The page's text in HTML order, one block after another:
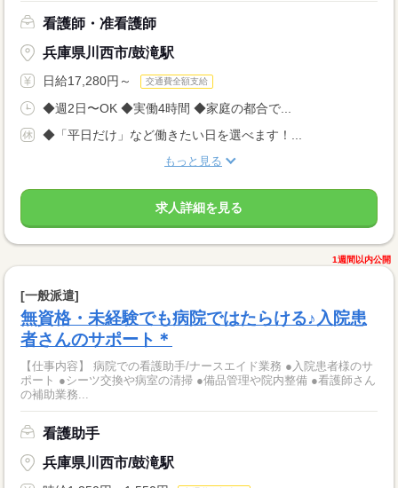
看護師・准看護師
兵庫県川西市/鼓滝駅
日給17,280円～ 交通費全額支給
◆週2日〜OK ◆実働4時間 ◆家庭の都合で...
◆「平日だけ」など働きたい日を選べます！...
もっと見る
求人詳細を見る
1週間以内公開
[一般派遣]
無資格・未経験でも病院ではたらける♪入院患
者さんのサポート＊
【仕事内容】 病院での看護助手/ナースエイド業務 ●入院患者様のサ
ポート ●シーツ交換や病室の清掃 ●備品管理や院内整備 ●看護師さん
の補助業務...
看護助手
兵庫県川西市/鼓滝駅